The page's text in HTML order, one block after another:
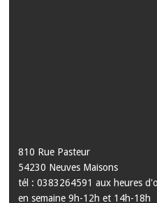
810 Rue Pasteur
54230 Neuves Maisons
tél : 0383264591 aux heures
en semaine 9h-12h et 14h-18h